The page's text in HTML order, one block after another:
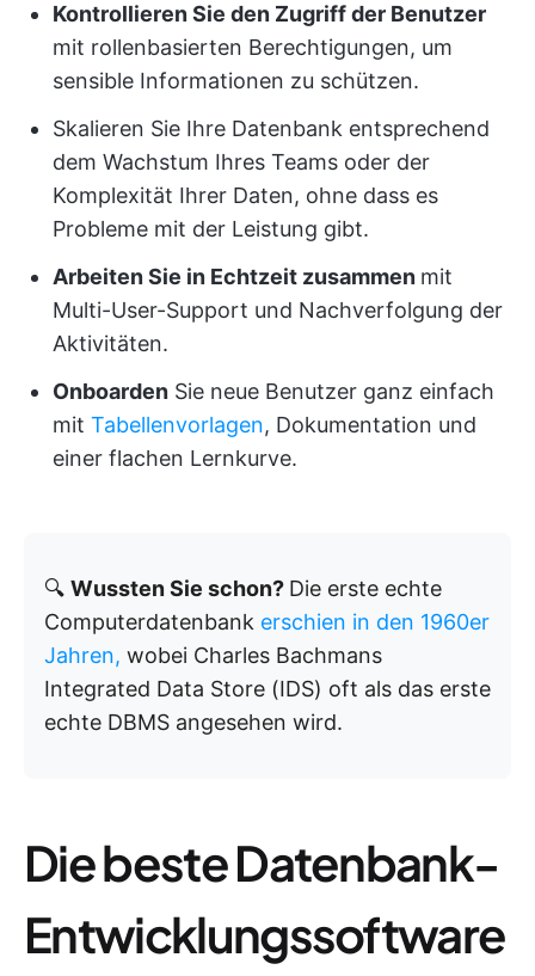
Kontrollieren Sie den Zugriff der Benutzer
mit rollenbasierten Berechtigungen, um
sensible Informationen zu schützen.
Skalieren Sie Ihre Datenbank entsprechend
dem Wachstum Ihres Teams oder der
Komplexität Ihrer Daten, ohne dass es
Probleme mit der Leistung gibt.
Arbeiten Sie in Echtzeit zusammen mit
Multi-User-Support und Nachverfolgung der
Aktivitäten.
Onboarden Sie neue Benutzer ganz einfach
mit Tabellenvorlagen, Dokumentation und
einer flachen Lernkurve.
🔍 Wussten Sie schon? Die erste echte
Computerdatenbank erschien in den 1960er
Jahren, wobei Charles Bachmans
Integrated Data Store (IDS) oft als das erste
echte DBMS angesehen wird.
Die beste Datenbank-
Entwicklungssoftware